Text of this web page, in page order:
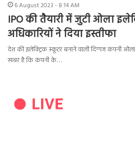
6 August 2023 - 8:14 AM
IPO की तैयारी में जुटी ओला
अधिकारियों ने दिया इस्तीफा
देश की इलेक्ट्रिक स्कूटर बनाने वाली दिग्गज कंपनी
खबर है कि कंपनी के…